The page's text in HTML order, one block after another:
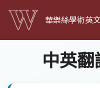
華樂絲學術英
中英